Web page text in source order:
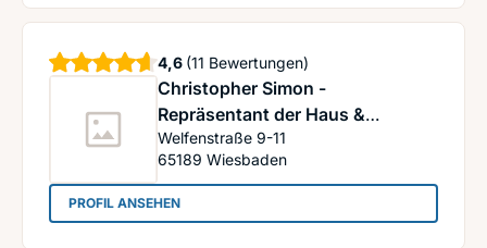
Christopher Simon -
Repräsentant der Haus &
Wohnen
Vermittlungsgesellschaft für
Immobilienfinanzierungen mbH
Welfenstraße 9-11
65189 Wiesbaden
4,6 Sterne
(11 Bewertungen)
PROFIL ANSEHEN: Christopher Simon - Repräsentant der Haus